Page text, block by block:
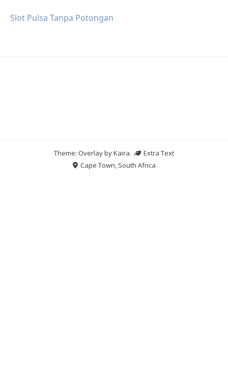
Slot Pulsa Tanpa Potongan
Theme: Overlay byKaira.
Extra Text
Cape Town, South Africa